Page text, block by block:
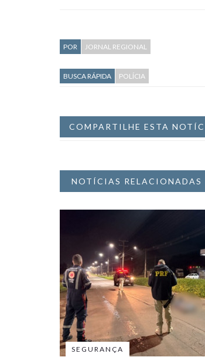
POR JORNAL REGIONAL
BUSCA RÁPIDA POLÍCIA
COMPARTILHE ESTA
NOTÍCIAS RELACIONADAS
SEGURANÇA